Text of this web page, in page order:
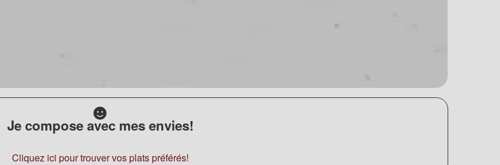
Je compose avec mes envies!
Cliquez ici pour trouver vos plats préférés!